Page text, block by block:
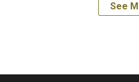
See